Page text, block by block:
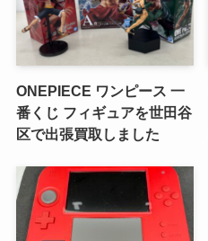
ONEPIECE ワンピース 一
番くじ フィギュアを世田谷
区で出張買取しました